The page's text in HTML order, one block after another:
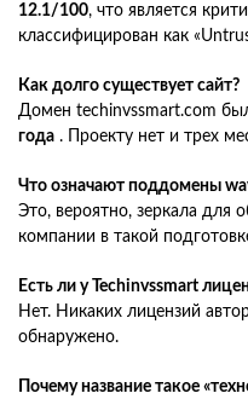
12.1/100, что является
классифицирован как
Как долго существует сайт?
Домен techinvssmart.com
года . Проекту нет и трех
Что означают поддомены
Это, вероятно, зеркала для
компании в такой
Есть ли у Techinvssmart
Нет. Никаких лицензий
обнаружено.
Почему название такое